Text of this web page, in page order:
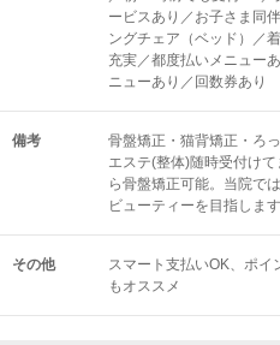
ービスあり／お子さま同
ングチェア（ベッド）／
充実／都度払いメニュー
ニューあり／回数券あり
備考
骨盤矯正・猫背矯正・ろ
エステ(整体)随時受付け
ら骨盤矯正可能。当院で
ビューティーを目指します
その他 スマート支払いOK ポイ
もオススメ